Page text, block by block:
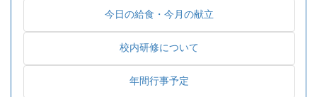
今日の給食・今月の献立
校内研修について
年間行事予定